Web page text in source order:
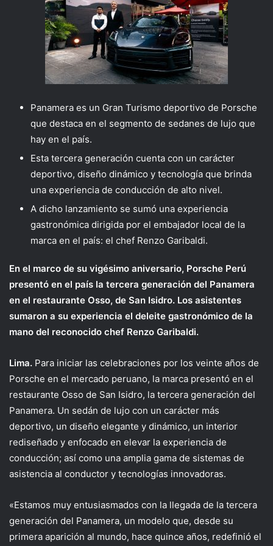
Panamera es un Gran Turismo deportivo de Porsche
que destaca en el segmento de sedanes de lujo que
hay en el país.
Esta tercera generación cuenta con un carácter
deportivo, diseño dinámico y tecnología que brinda
una experiencia de conducción de alto nivel.
A dicho lanzamiento se sumó una experiencia
gastronómica dirigida por el embajador local de la
marca en el país: el chef Renzo Garibaldi.
En el marco de su vigésimo aniversario, Porsche Perú
presentó en el país la tercera generación del Panamera
en el restaurante Osso, de San Isidro. Los asistentes
sumaron a su experiencia el deleite gastronómico de la
mano del reconocido chef Renzo Garibaldi.
Lima. Para iniciar las celebraciones por los veinte años de
Porsche en el mercado peruano, la marca presentó en el
restaurante Osso de San Isidro, la tercera generación del
Panamera. Un sedán de lujo con un carácter más
deportivo, un diseño elegante y dinámico, un interior
rediseñado y enfocado en elevar la experiencia de
conducción; así como una amplia gama de sistemas de
asistencia al conductor y tecnologías innovadoras.
«Estamos muy entusiasmados con la llegada de la tercera
generación del Panamera, un modelo que, desde su
primera aparición al mundo, hace quince años, redefinió el